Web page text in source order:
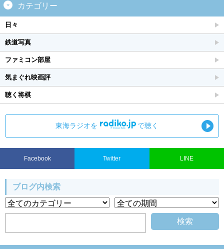
カテゴリー
日々
鉄道写真
ファミコン部屋
気まぐれ映画評
聴く将棋
東海ラジオを で聴く
Facebook Twitter LINE
ブログ内検索